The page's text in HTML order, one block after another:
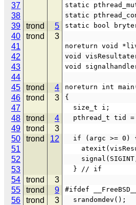
37
static
38 static
39 trond 5 static bool
40 trond
3
41
noreturn void
42 void
43 void
44
45
trond 4 noreturn int
46 trond 3 {
47
  size_t i;
48 trond 4
pthread_t tid
49 trond
3
50
trond 12
if (argc >=
51
52
53
  } // if
54 trond
3
55
trond 9 #ifdef __FreeBSD__
56 trond 3
  srandomdev();